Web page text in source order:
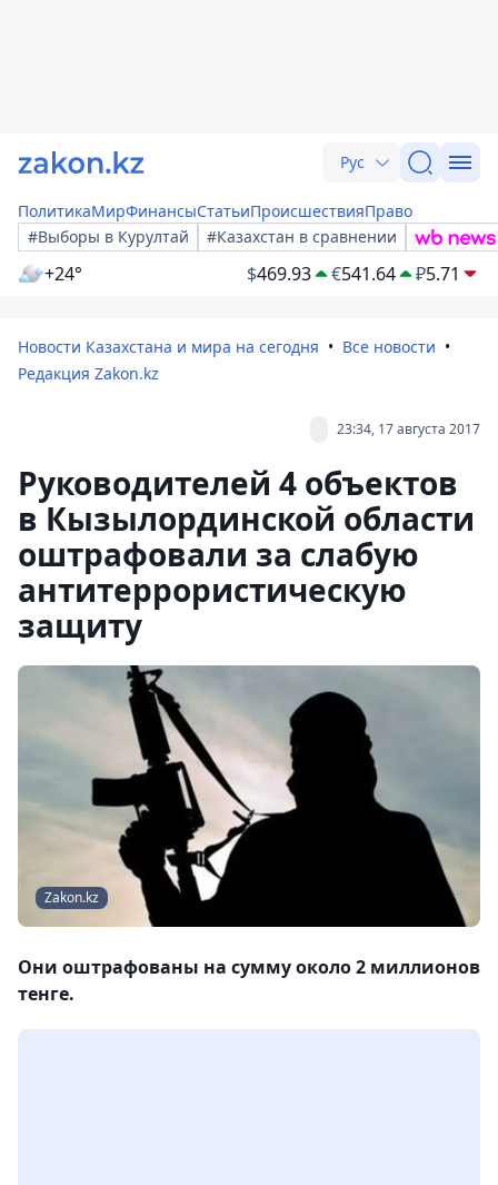
Рус
ПолитикаМирФинансыСтатьиПроисшествияПраво
#Выборы в Курултай
#Казахстан в сравнении
+24° $469.93 €541.64 ₽5.71
Новости Казахстана и мира на сегодня
Все новости
Редакция Zakon.kz
23:34, 17 августа 2017
Руководителей 4 объектов
в Кызылординской области
оштрафовали за слабую
антитеррористическую
защиту
Zakon.kz
Они оштрафованы на сумму около 2 миллионов
тенге.